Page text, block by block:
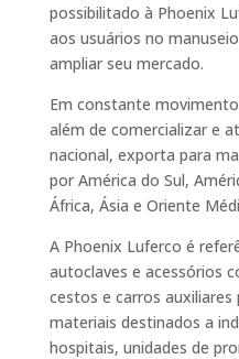
possibilitado à Phoenix
aos usuários no
ampliar seu mercado.
Em constante
além de comercializar e
nacional, exporta para
por América do Sul,
África, Ásia e Oriente
A Phoenix Luferco é
autoclaves e acessórios
cestos e carros
materiais destinados a
hospitais, unidades de